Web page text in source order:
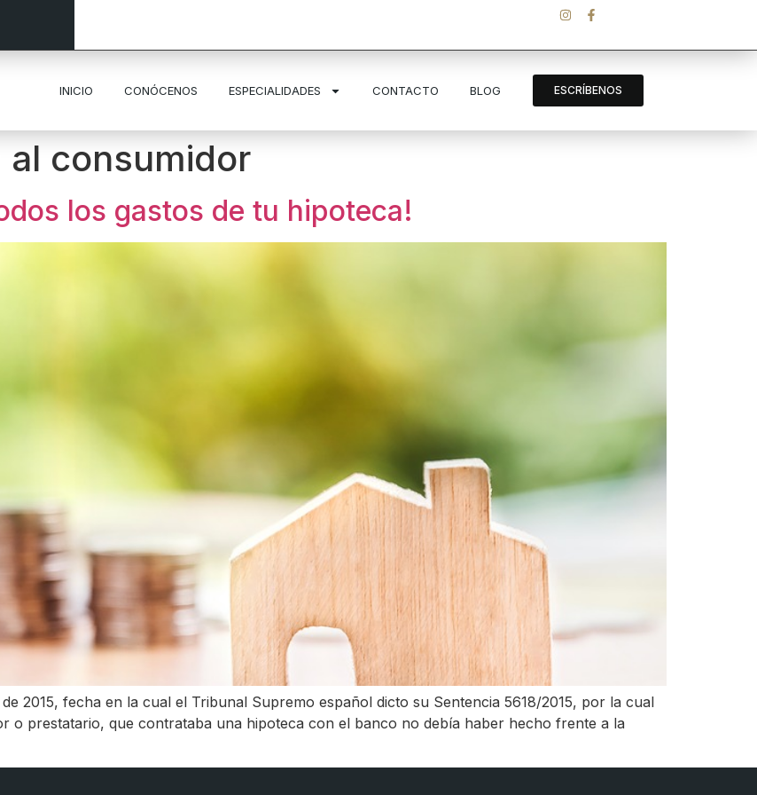
ESCRÍBENOS
INICIO CONÓCENOS ESPECIALIDADES CONTACTO BLOG
al consumidor
los gastos de tu hipoteca!
2015, fecha en la cual el Tribunal Supremo español dicto su Sentencia 5618/2015, por la cual
o prestatario, que contrataba una hipoteca con el banco no debía haber hecho frente a la